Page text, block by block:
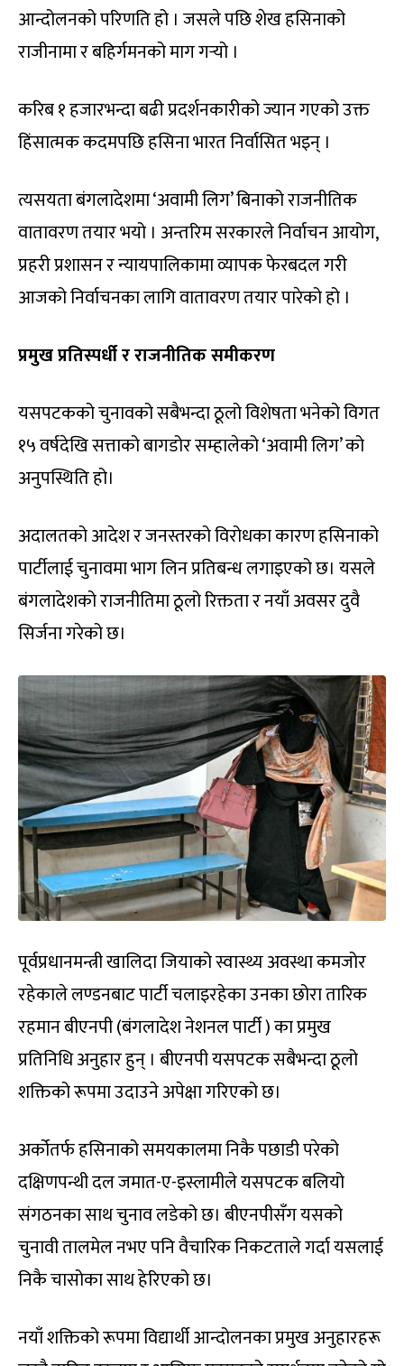
आन्दोलनको परिणति हो । जसले पछि शेख हसिनाको
राजीनामा र बहिर्गमनको माग गर्‍यो ।
करिब १ हजारभन्दा बढी प्रदर्शनकारीको ज्यान गएको उक्त
हिंसात्मक कदमपछि हसिना भारत निर्वासित भइन् ।
त्यसयता बंगलादेशमा ‘अवामी लिग’ बिनाको राजनीतिक
वातावरण तयार भयो । अन्तरिम सरकारले निर्वाचन आयोग,
प्रहरी प्रशासन र न्यायपालिकामा व्यापक फेरबदल गरी
आजको निर्वाचनका लागि वातावरण तयार पारेको हो ।
प्रमुख प्रतिस्पर्धी र राजनीतिक समीकरण
यसपटकको चुनावको सबैभन्दा ठूलो विशेषता भनेको विगत
१५ वर्षदेखि सत्ताको बागडोर सम्हालेको ‘अवामी लिग’ को
अनुपस्थिति हो।
अदालतको आदेश र जनस्तरको विरोधका कारण हसिनाको
पार्टीलाई चुनावमा भाग लिन प्रतिबन्ध लगाइएको छ। यसले
बंगलादेशको राजनीतिमा ठूलो रिक्तता र नयाँ अवसर दुवै
सिर्जना गरेको छ।
पूर्वप्रधानमन्त्री खालिदा जियाको स्वास्थ्य अवस्था कमजोर
रहेकाले लण्डनबाट पार्टी चलाइरहेका उनका छोरा तारिक
रहमान बीएनपी (बंगलादेश नेशनल पार्टी ) का प्रमुख
प्रतिनिधि अनुहार हुन् । बीएनपी यसपटक सबैभन्दा ठूलो
शक्तिको रूपमा उदाउने अपेक्षा गरिएको छ।
अर्कोतर्फ हसिनाको समयकालमा निकै पछाडी परेको
दक्षिणपन्थी दल जमात-ए-इस्लामीले यसपटक बलियो
संगठनका साथ चुनाव लडेको छ। बीएनपीसँग यसको
चुनावी तालमेल नभए पनि वैचारिक निकटताले गर्दा यसलाई
निकै चासोका साथ हेरिएको छ।
नयाँ शक्तिको रूपमा विद्यार्थी आन्दोलनका प्रमुख अनुहारहरू